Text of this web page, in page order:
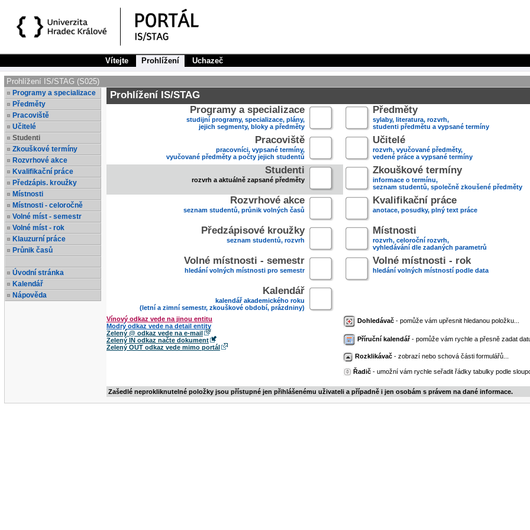
Vítejte Prohlížení Uchazeč
Prohlížení IS/STAG (S025)
Programy a specializace
Předměty
Pracoviště
Učitelé
Studenti
Zkouškové termíny
Rozvrhové akce
Kvalifikační práce
Předzápis. kroužky
Místnosti
Místnosti - celoročně
Volné míst - semestr
Volné míst - rok
Klauzurní práce
Průnik časů
Úvodní stránka
Kalendář
Nápověda
Prohlížení IS/STAG
Programy a specializace
studijní programy, specializace, plány,
jejich segmenty, bloky a předměty
Předměty
sylaby, literatura, rozvrh,
studenti předmětu a vypsané termíny
Pracoviště
pracovníci, vypsané termíny,
vyučované předměty a počty jejich studentů
Učitelé
rozvrh, vyučované předměty,
vedené práce a vypsané termíny
Studenti
rozvrh a aktuálně zapsané předměty
Zkouškové termíny
informace o termínu,
seznam studentů, společně zkoušené předměty
Rozvrhové akce
seznam studentů, průnik volných časů
Kvalifikační práce
anotace, posudky, plný text práce
Předzápisové kroužky
seznam studentů, rozvrh
Místnosti
rozvrh, celoroční rozvrh,
vyhledávání dle zadaných parametrů
Volné místnosti - semestr
hledání volných místnosti pro semestr
Volné místnosti - rok
hledání volných místností podle data
Kalendář
kalendář akademického roku
(letní a zimní semestr, zkouškové období, prázdniny)
Vínový odkaz vede na jinou entitu
Modrý odkaz vede na detail entity
Zelený @ odkaz vede na e-mail
Zelený IN odkaz načte dokument
Zelený OUT odkaz vede mimo portál
Dohledávač - pomůže vám upřesnit hledanou položku...
Příruční kalendář- pomůže vám rychle a přesně zadat
Rozklikávač - zobrazí nebo schová části formulářů...
Řadič - umožní vám rychle seřadit řádky tabulky podle
Zašedlé neprokliknutelné položky jsou přístupné jen přihlášenému uživateli a případně i jen osobám s právem na dané informace.